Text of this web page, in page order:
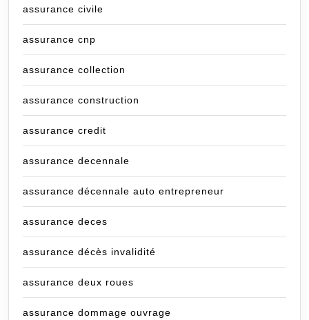
assurance civile
assurance cnp
assurance collection
assurance construction
assurance credit
assurance decennale
assurance décennale auto entrepreneur
assurance deces
assurance décès invalidité
assurance deux roues
assurance dommage ouvrage